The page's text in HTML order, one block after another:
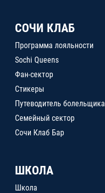
СОЧИ КЛАБ
Программа лояльности
Sochi Queens
Фан-сектор
Стикеры
Путеводитель болельщика
Семейный сектор
Сочи Клаб Бар
ШКОЛА
Школа